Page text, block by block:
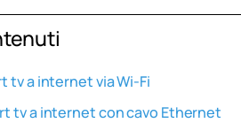
tv a internet via Wi‑Fi
tv a internet con cavo Ethernet